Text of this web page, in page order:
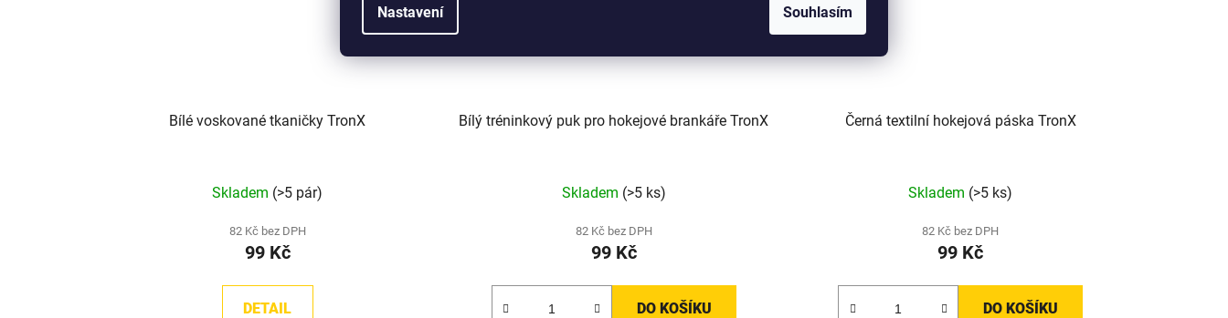
Nastavení Souhlasím
Bílé voskované tkaničky TronX
hodnocení
produktu
je
z
Skladem (>5 pár)
82 Kč bez DPH
99 Kč
DETAIL
Bílý tréninkový puk pro hokejové brankáře TronX
Skladem (>5 ks)
82 Kč bez DPH
99 Kč
DO KOŠÍKU
Černá textilní hokejová páska TronX
Skladem (>5 ks)
82 Kč bez DPH
99 Kč
DO KOŠÍKU